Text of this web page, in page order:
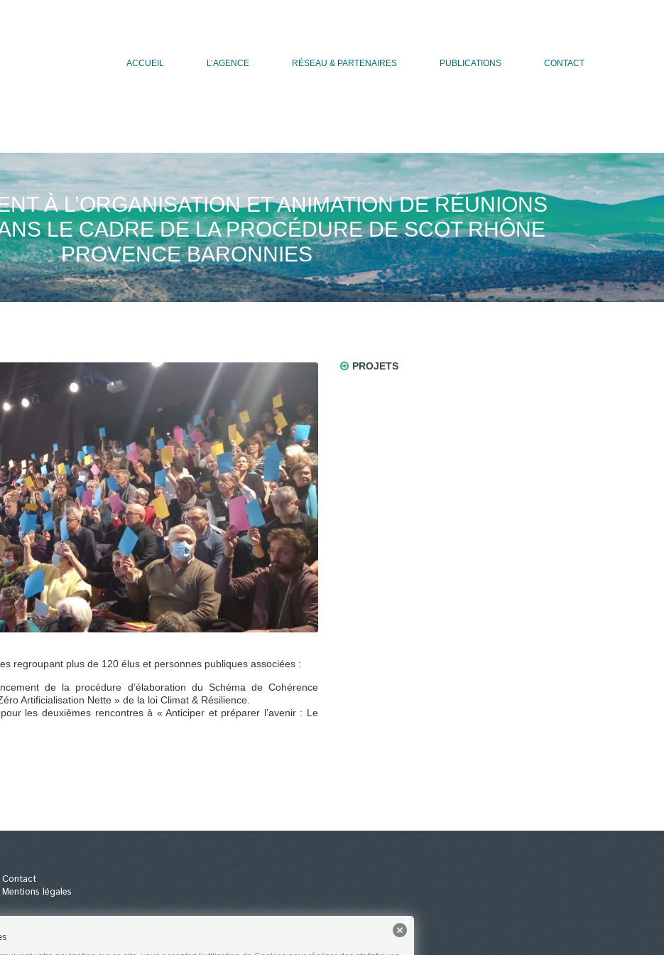
ACCUEIL L’AGENCE RÉSEAU & PARTENAIRES PUBLICATIONS CONTACT
À L’ORGANISATION ET ANIMATION DE RÉUNIONS
LE CADRE DE LA PROCÉDURE DE SCOT RHÔNE
PROVENCE BARONNIES
regroupant plus de 120 élus et personnes publiques associées :
de la procédure d’élaboration du Schéma de Cohérence
Artificialisation Nette » de la loi Climat & Résilience.
les deuxièmes rencontres à « Anticiper et préparer l’avenir : Le
PROJETS
Contact
Mentions légales